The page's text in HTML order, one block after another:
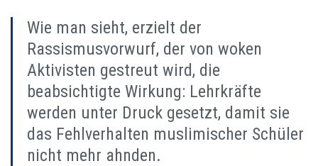
Wie man sieht, erzielt der
Rassismusvorwurf, der von woken
Aktivisten gestreut wird, die
beabsichtigte Wirkung: Lehrkräfte
werden unter Druck gesetzt, damit sie
das Fehlverhalten muslimischer Schüler
nicht mehr ahnden.